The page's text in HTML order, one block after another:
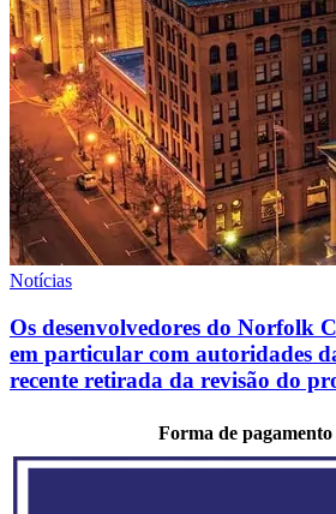
Notícias
Os desenvolvedores do Norfolk
em particular com autoridades
recente retirada da revisão do
Forma de pagamento